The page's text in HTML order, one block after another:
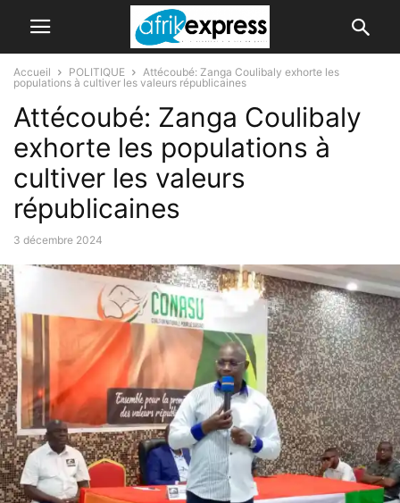
Accueil POLITIQUE
Attécoubé: Zanga Coulibaly exhorte les
populations à cultiver les valeurs républicaines
Attécoubé: Zanga Coulibaly
exhorte les populations à
cultiver les valeurs
républicaines
3 décembre 2024